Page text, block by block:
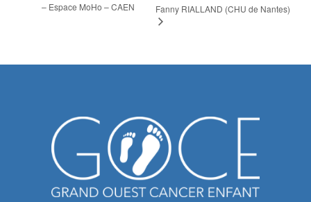
– Espace MoHo – CAEN
Fanny RIALLAND (CHU de Nantes)